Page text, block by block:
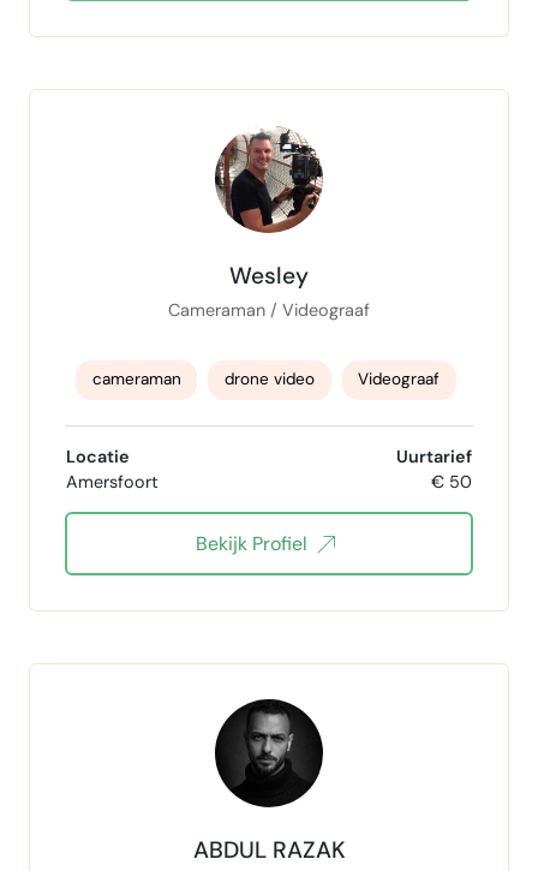
Wesley
Cameraman / Videograaf
cameraman drone video Videograaf
Locatie
Amersfoort
Uurtarief
€ 50
Bekijk Profiel
ABDUL RAZAK